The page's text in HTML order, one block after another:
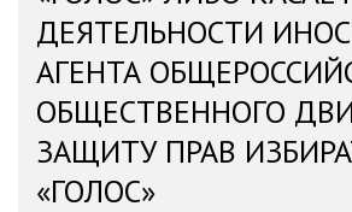
ДЕЯТЕЛЬНОСТИ
АГЕНТА
ОБЩЕСТВЕННОГО
ЗАЩИТУ ПРАВ
«ГОЛОС»